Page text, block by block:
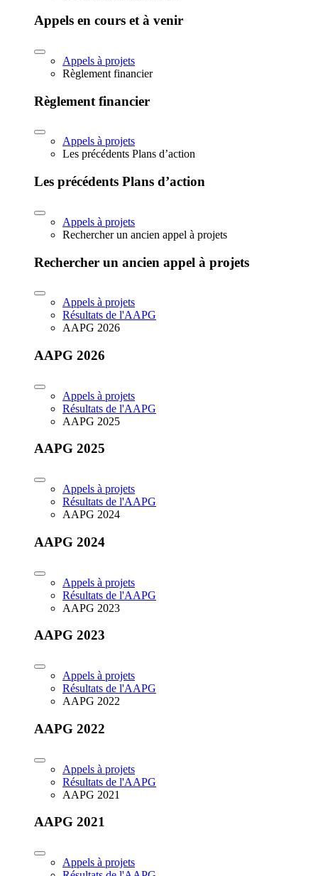
Appels en cours et à venir
Appels à projets
Règlement financier
Règlement financier
Appels à projets
Les précédents Plans d’action
Les précédents Plans d’action
Appels à projets
Rechercher un ancien appel à projets
Rechercher un ancien appel à projets
Appels à projets
Résultats de l'AAPG
AAPG 2026
AAPG 2026
Appels à projets
Résultats de l'AAPG
AAPG 2025
AAPG 2025
Appels à projets
Résultats de l'AAPG
AAPG 2024
AAPG 2024
Appels à projets
Résultats de l'AAPG
AAPG 2023
AAPG 2023
Appels à projets
Résultats de l'AAPG
AAPG 2022
AAPG 2022
Appels à projets
Résultats de l'AAPG
AAPG 2021
AAPG 2021
Appels à projets